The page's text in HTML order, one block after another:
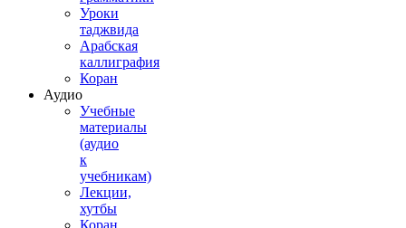
Уроки
таджвида
Арабская
каллиграфия
Коран
Аудио
Учебные
материалы
(аудио
к
учебникам)
Лекции,
хутбы
Коран